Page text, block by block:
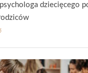
dziecięcego